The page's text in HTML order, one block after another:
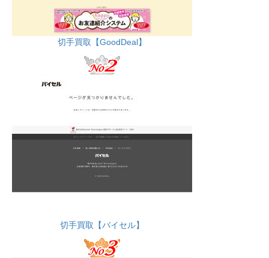
切手買取【GoodDeal】
切手買取【バイセル】